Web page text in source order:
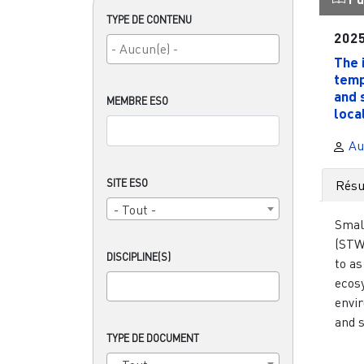
TYPE DE CONTENU
MEMBRE ESO
SITE ESO
- Tout -
DISCIPLINE(S)
TYPE DE DOCUMENT
The
and
to
and